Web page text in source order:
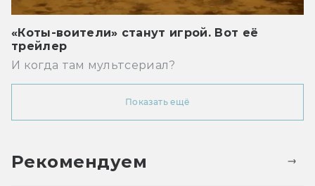
«Коты-воители» станут игрой. Вот её
трейлер
И когда там мультсериал?
Показать ещё
Рекомендуем